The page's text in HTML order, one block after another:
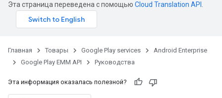
Эта страница переведена с помощью Cloud Translation API
Главная Товары Google Play services
Android Enterprise
Google Play EMM API
Руководства
Эта информация оказалась полезной?